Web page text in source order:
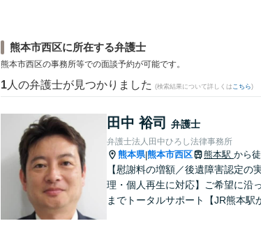
熊本市西区に所在する弁護士
熊本市西区の事務所等での面談予約が可能です。
1 人の弁護士が見つかりました (検索結果について詳しくは こちら)
田中 裕司 弁護士
弁護士法人田中ひろし法律事務所
熊本県|熊本市西区 熊本駅 から
【慰謝料の増額／後遺障害認定
理・個人再生に対応】ご希望に沿
までトータルサポート【JR熊本駅